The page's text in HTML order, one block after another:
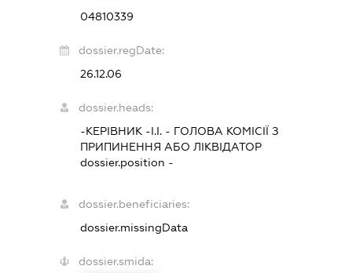
04810339
dossier.regDate:
26.12.06
dossier.heads:
-КЕРІВНИК -І.І.- ГОЛОВА КОМІСІЇ З
ПРИПИНЕННЯ АБО ЛІКВІДАТОР
dossier.position -
dossier.beneficiaries:
dossier.missingData
dossier.smida: